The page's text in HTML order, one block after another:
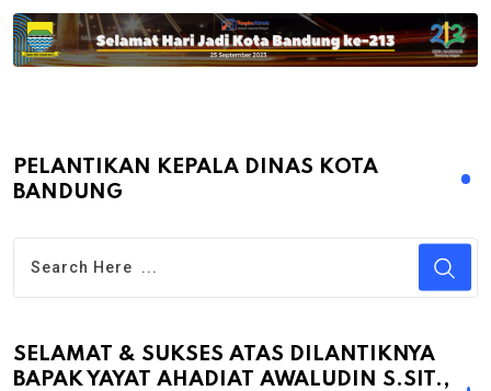
PELANTIKAN KEPALA DINAS KOTA
BANDUNG
SELAMAT & SUKSES ATAS DILANTIKNYA
BAPAK YAYAT AHADIAT AWALUDIN S.SIT.,